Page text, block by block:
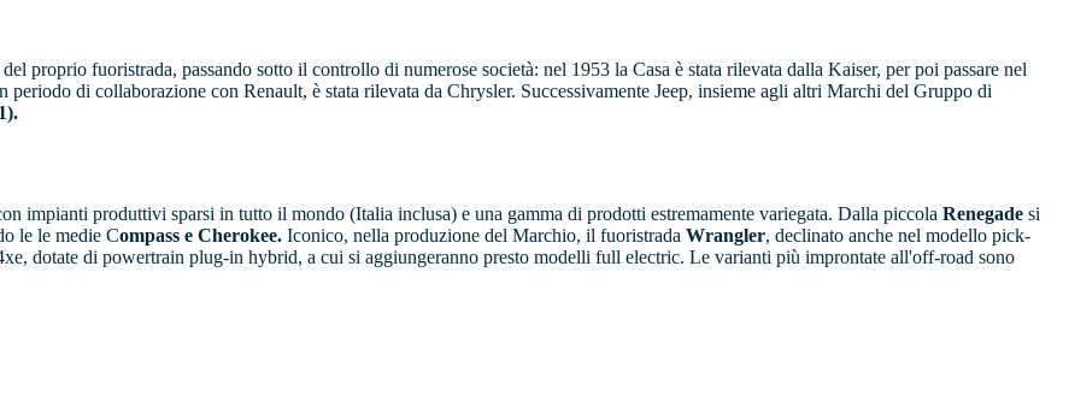
proprio fuoristrada, passando sotto il controllo di numerose società: nel 1953 la Casa è stata rilevata dalla Kaiser, per poi passare nel
di collaborazione con Renault, è stata rilevata da Chrysler. Successivamente Jeep, insieme agli altri Marchi del Gruppo di
impianti produttivi sparsi in tutto il mondo (Italia inclusa) e una gamma di prodotti estremamente variegata. Dalla piccola Renegade si
le le medie Compass e Cherokee. Iconico, nella produzione del Marchio, il fuoristrada Wrangler, declinato anche nel modello pick-
dotate di powertrain plug-in hybrid, a cui si aggiungeranno presto modelli full electric. Le varianti più improntate all'off-road sono